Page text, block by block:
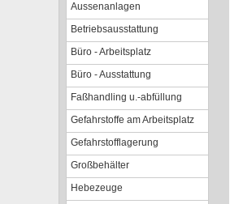
Aussenanlagen
Betriebsausstattung
Büro - Arbeitsplatz
Büro - Ausstattung
Faßhandling u.-abfüllung
Gefahrstoffe am Arbeitsplatz
Gefahrstofflagerung
Großbehälter
Hebezeuge